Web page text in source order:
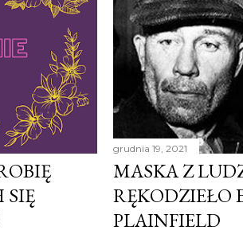
SIĘ
grudnia 19, 2021
MASKA Z
RĘKODZIEŁO
PLAINFIELD